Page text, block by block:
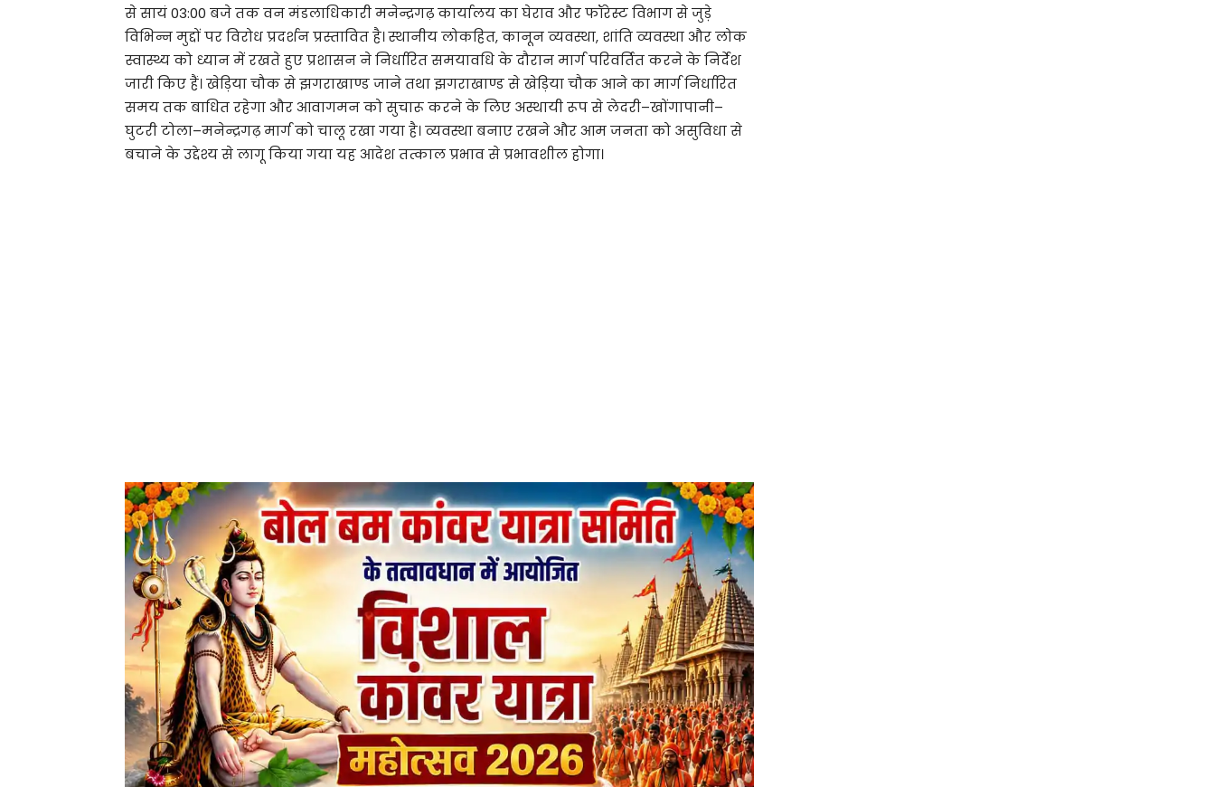
से सायं 03:00 बजे तक वन मंडलाधिकारी मनेन्द्रगढ़ कार्यालय का घेराव और फॉरेस्ट विभाग से जुड़े
विभिन्न मुद्दों पर विरोध प्रदर्शन प्रस्तावित है। स्थानीय लोकहित, कानून व्यवस्था, शांति व्यवस्था और लोक
स्वास्थ्य को ध्यान में रखते हुए प्रशासन ने निर्धारित समयावधि के दौरान मार्ग परिवर्तित करने के निर्देश
जारी किए हैं। खेड़िया चौक से झगराखाण्ड जाने तथा झगराखाण्ड से खेड़िया चौक आने का मार्ग निर्धारित
समय तक बाधित रहेगा और आवागमन को सुचारू करने के लिए अस्थायी रूप से लेदरी–खोंगापानी–
घुटरी टोला–मनेन्द्रगढ़ मार्ग को चालू रखा गया है। व्यवस्था बनाए रखने और आम जनता को असुविधा से
बचाने के उद्देश्य से लागू किया गया यह आदेश तत्काल प्रभाव से प्रभावशील होगा।